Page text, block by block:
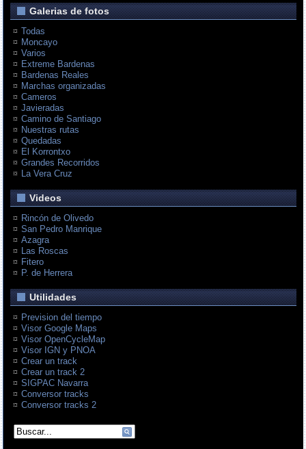
Galerias de fotos
Todas
Moncayo
Varios
Extreme Bardenas
Bardenas Reales
Marchas organizadas
Cameros
Javieradas
Camino de Santiago
Nuestras rutas
Quedadas
El Korrontxo
Grandes Recorridos
La Vera Cruz
Videos
Rincón de Olivedo
San Pedro Manrique
Azagra
Las Roscas
Fitero
P. de Herrera
Utilidades
Prevision del tiempo
Visor Google Maps
Visor OpenCycleMap
Visor IGN y PNOA
Crear un track
Crear un track 2
SIGPAC Navarra
Conversor tracks
Conversor tracks 2